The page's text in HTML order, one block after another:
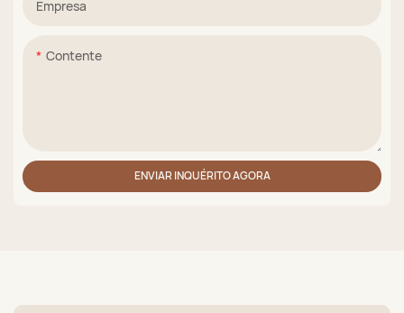
Empresa
Contente
ENVIAR INQUÉRITO AGORA